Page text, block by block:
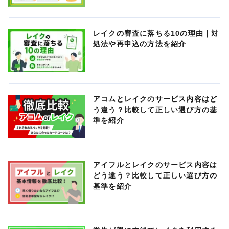
レイクの審査に落ちる10の理由｜対
処法や再申込の方法を紹介
アコムとレイクのサービス内容はど
う違う？比較して正しい選び方の基
準を紹介
アイフルとレイクのサービス内容は
どう違う？比較して正しい選び方の
基準を紹介